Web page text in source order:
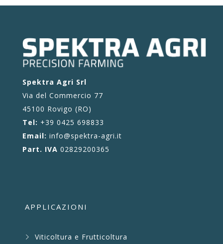
Spektra Agri Srl
Via del Commercio 77
45100 Rovigo (RO)
Tel: +39 0425 698833
Email: info@spektra-agri.it
Part. IVA 02829200365
APPLICAZIONI
Viticoltura e Frutticoltura